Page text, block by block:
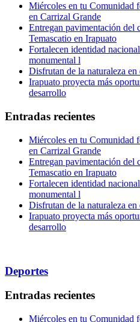
Miércoles en tu Comunidad
en Carrizal Grande
Entregan pavimentación del
Temascatio en Irapuato
Fortalecen identidad
monumental l
Disfrutan de la naturaleza
Irapuato proyecta más
desarrollo
Entradas recientes
Miércoles en tu Comunidad
en Carrizal Grande
Entregan pavimentación del
Temascatio en Irapuato
Fortalecen identidad
monumental l
Disfrutan de la naturaleza
Irapuato proyecta más
desarrollo
Deportes
Entradas recientes
Miércoles en tu Comunidad